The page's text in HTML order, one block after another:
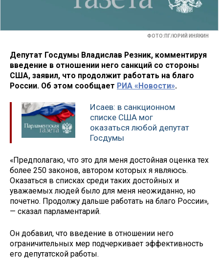
ФОТО:ПГ/ЮРИЙ ИНЯКИН
Депутат Госдумы Владислав Резник, комментируя
введение в отношении него санкций со стороны
США, заявил, что продолжит работать на благо
России. Об этом сообщает РИА «Новости».
Исаев: в санкционном
списке США мог
оказаться любой депутат
Госдумы
«Предполагаю, что это для меня достойная оценка тех
более 250 законов, автором которых я являюсь.
Оказаться в списках среди таких достойных и
уважаемых людей было для меня неожиданно, но
почетно. Продолжу дальше работать на благо России»,
— сказал парламентарий.
Он добавил, что введение в отношении него
ограничительных мер подчеркивает эффективность
его депутатской работы.